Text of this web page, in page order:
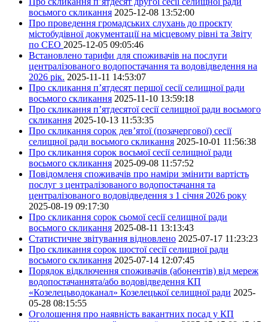
восьмого скликання 2025-12-08 13:52:00
Про проведення громадських слухань до проєкту
містобудівної документації на місцевому рівні та Звіту
по СЕО 2025-12-05 09:05:46
Встановлено тарифи для споживачів на послуги
централізованого водопостачання та водовідведення на
2026 рік. 2025-11-11 14:53:07
Про скликання п’ятдесят першої сесії селищної ради
восьмого скликання 2025-11-10 13:59:18
Про скликання п’ятдесятої сесії селищної ради восьмого
скликання 2025-10-13 11:53:35
Про скликання сорок дев’ятої (позачергової) сесії
селищної ради восьмого скликання 2025-10-01 11:56:38
Про скликання сорок восьмої сесії селищної ради
восьмого скликання 2025-09-08 11:57:52
Повідомленя споживачів про наміри змінити вартість
послуг з централізованого водопостачання та
централізованого водовідведення з 1 січня 2026 року
2025-08-19 09:17:30
Про скликання сорок сьомої сесії селищної ради
восьмого скликання 2025-08-11 13:13:43
Статистичне звітування відновлено 2025-07-17 11:23:23
Про скликання сорок шостої сесії селищної ради
восьмого скликання 2025-07-14 12:07:45
Порядок відключення споживачів (абонентів) від мереж
водопостачаннята/або водовідведення КП
«Козелецьводоканал» Козелецької селищної ради 2025-
05-28 08:15:55
Оголошення про наявність вакантних посад у КП